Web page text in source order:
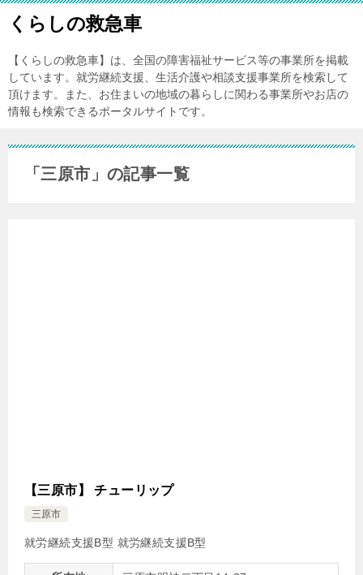
くらしの救急車
【くらしの救急車】は、全国の障害福祉サービス等の事業所を掲載
しています。就労継続支援、生活介護や相談支援事業所を検索して
頂けます。また、お住まいの地域の暮らしに関わる事業所やお店の
情報も検索できるポータルサイトです。
「三原市」の記事一覧
【三原市】 チューリップ
三原市
就労継続支援B型 就労継続支援B型